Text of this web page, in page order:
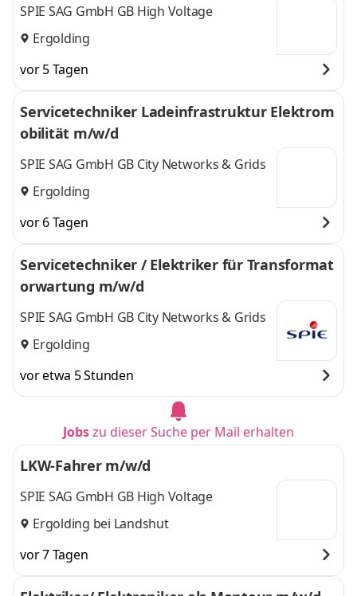
SPIE SAG GmbH GB High Voltage
Ergolding
vor 5 Tagen
Servicetechniker Ladeinfrastruktur Elektrom
obilität m/w/d
SPIE SAG GmbH GB City Networks & Grids
Ergolding
vor 6 Tagen
Servicetechniker / Elektriker für Transformat
orwartung m/w/d
SPIE SAG GmbH GB City Networks & Grids
Ergolding
vor etwa 5 Stunden
Jobszu dieser Suche per Mail erhalten
LKW-Fahrer m/w/d
SPIE SAG GmbH GB High Voltage
Ergolding bei Landshut
vor 7 Tagen